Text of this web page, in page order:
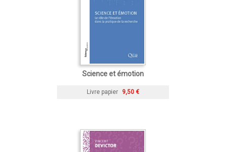
Science et émotion
Livre papier 9,50 €